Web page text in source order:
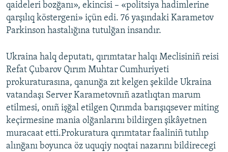
qaideleri bozğanı», ekincisi – «politsiya hadimlerine
qarşılıq köstergeni» içün edi. 76 yaşındaki Karametov
Parkinson hastalığına tutulğan insandır.
Ukraina halq deputatı, qırımtatar halqı Meclisiniñ reisi
Refat Çubarov Qırım Muhtar Cumhuriyeti
prokuraturasına, qanunğa zıt kelgen şekilde Ukraina
vatandaşı Server Karametovnıñ azatlıqtan marum
etilmesi, onıñ işğal etilgen Qırımda barışıqsever miting
keçirmesine mania olğanlarını bildirgen şikâyetnen
muracaat etti.Prokuratura qırımtatar faaliniñ tutılıp
alınğanı boyunca öz uquqiy noqtai nazarını bildirecegi